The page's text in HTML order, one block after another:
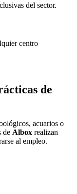
del sector.
centro
de
acuarios o
de Albox realizan
al empleo.